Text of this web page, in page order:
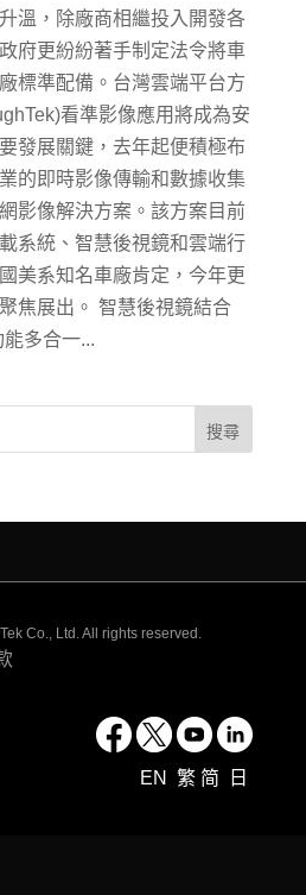
溫，除廠商相繼投入開發各
府更紛紛著手制定法令將車
標準配備。台灣雲端平台方
看準影像應用將成為安
發展關鍵，去年起便積極布
的即時影像傳輸和數據收集
影像解決方案。該方案目前
系統、智慧後視鏡和雲端行
美系知名車廠肯定，今年更
焦展出。 智慧後視鏡結合
多合一...
Co., Ltd. All rights reserved.
EN 繁 简 日